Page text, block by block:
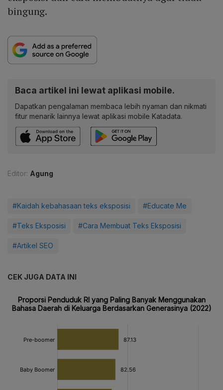
bingung.
Baca artikel ini lewat aplikasi mobile.
Dapatkan pengalaman membaca lebih nyaman dan nikmati
fitur menarik lainnya lewat aplikasi mobile Katadata.
Editor: Agung
#Kaidah kebahasaan teks eksposisi #Educate Me
#Teks Eksposisi #Cara Membuat Teks Eksposisi
#Artikel SEO
CEK JUGA DATA INI